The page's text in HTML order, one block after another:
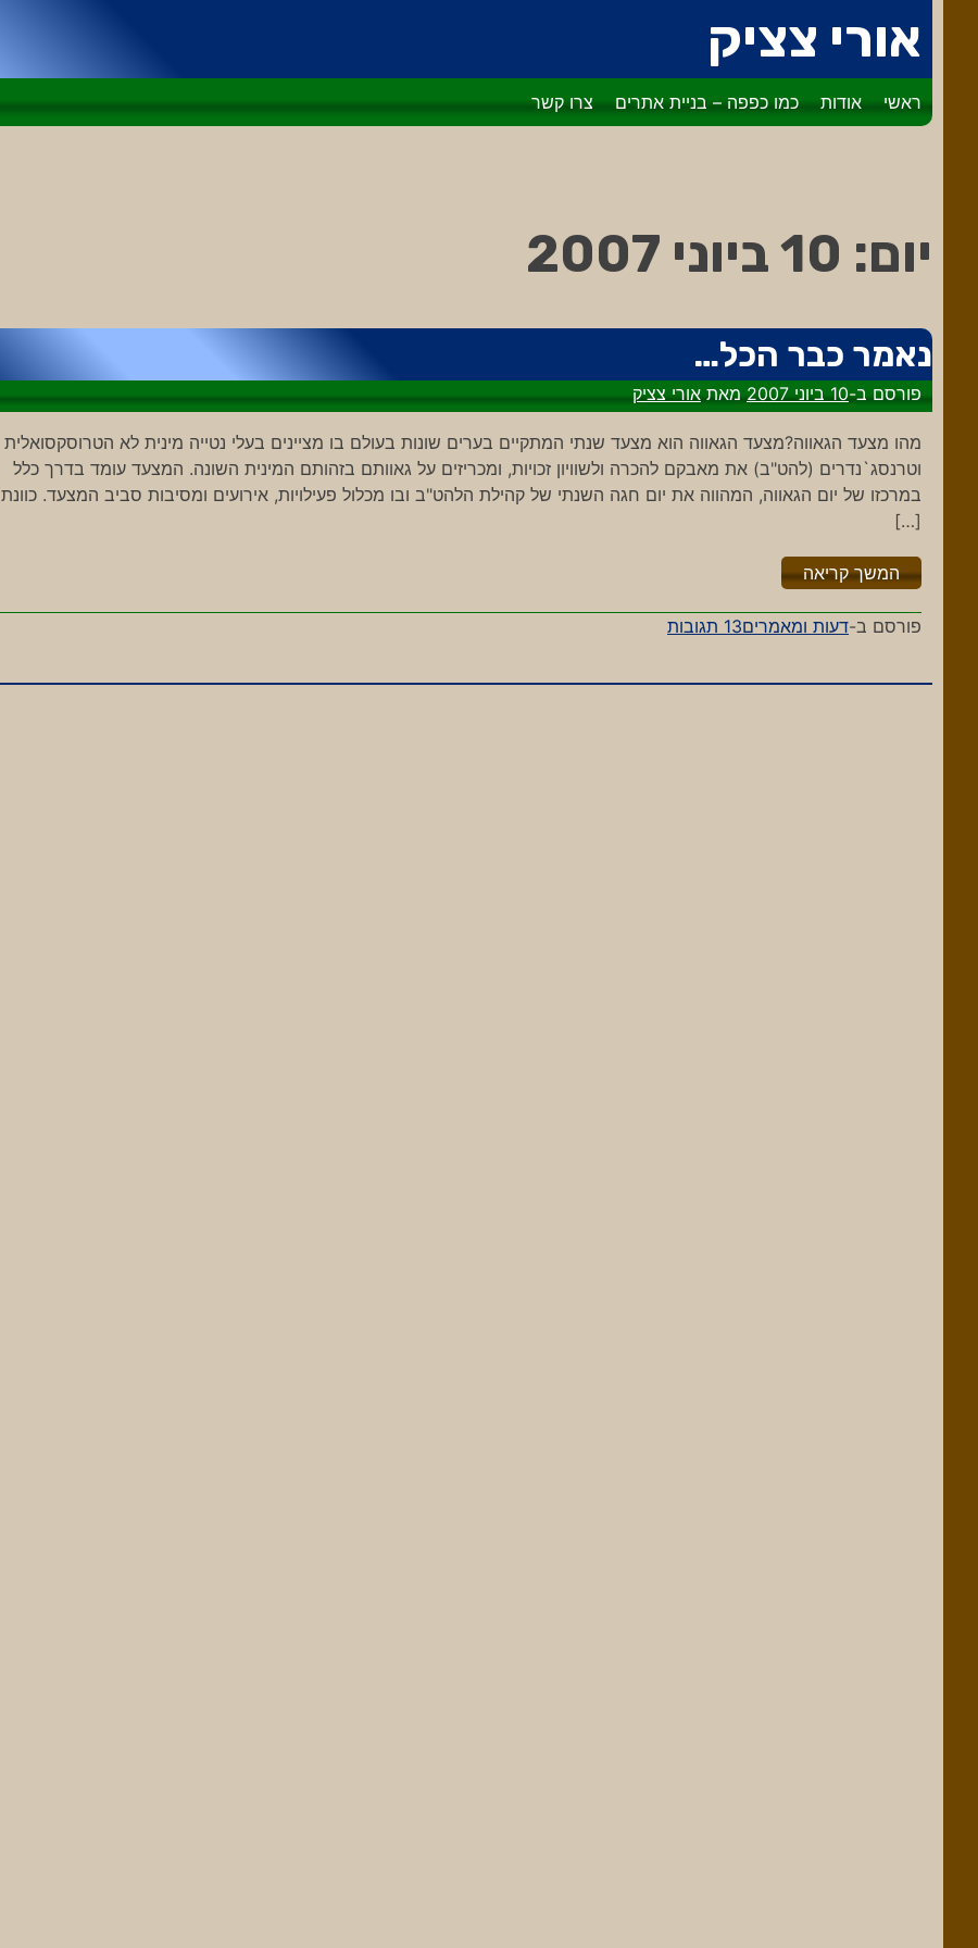
לתוכן
אורי צציק
ראשי אודות כמו כפפה – בניית אתרים צרו קשר
יום: 10 ביוני 2007
נאמר כבר הכל…
פורסם ב-10 ביוני 2007 מאתאורי צציק
מהו מצעד הגאווה?מצעד הגאווה הוא מצעד שנתי המתקיים בערים שונות בעולם בו מציינים בעלי נטייה מינית לא הטרוסקסואלית
וטרנסג`נדרים (להט"ב) את מאבקם להכרה ולשוויון זכויות, ומכריזים על גאוותם בזהותם המינית השונה. המצעד עומד בדרך כלל
במרכזו של יום הגאווה, המהווה את יום חגה השנתי של קהילת הלהט"ב ובו מכלול פעילויות, אירועים ומסיבות סביב המצעד. כוונת
[…]
המשך קריאה"%s"
פורסם ב-דעות ומאמרים13 תגובות
על
כבר